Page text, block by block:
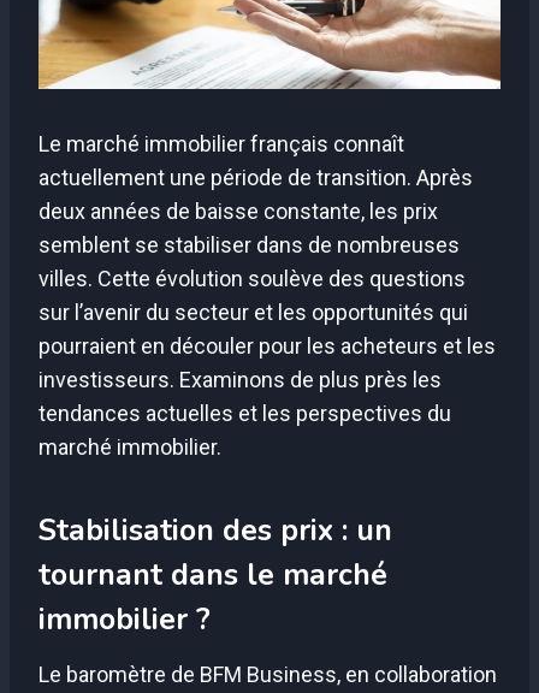
Le marché immobilier français connaît
actuellement une période de transition. Après
deux années de baisse constante, les prix
semblent se stabiliser dans de nombreuses
villes. Cette évolution soulève des questions
sur l’avenir du secteur et les opportunités qui
pourraient en découler pour les acheteurs et les
investisseurs. Examinons de plus près les
tendances actuelles et les perspectives du
marché immobilier.
Stabilisation des prix : un
tournant dans le marché
immobilier ?
Le baromètre de BFM Business, en collaboration